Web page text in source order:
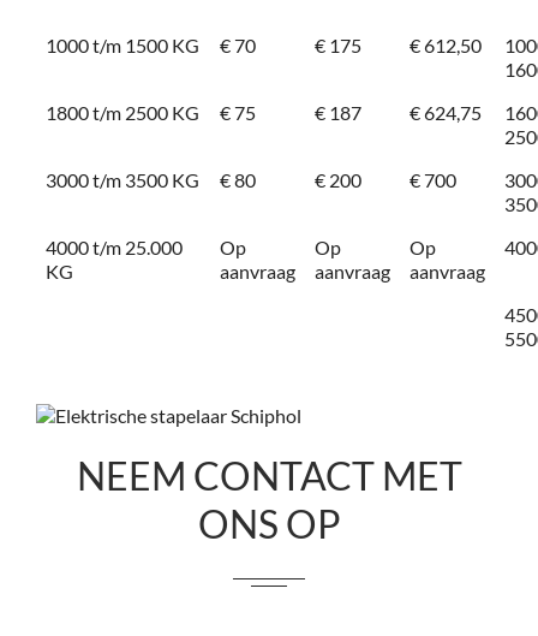
1000 t/m 1500 KG € 70 € 175 € 612,50
1800 t/m 2500 KG
€ 75 € 187 € 624,75
3000 t/m 3500 KG
€ 80 € 200 € 700
4000 t/m 25.000
KG
Op
aanvraag
Op
aanvraag
Op
aanvraag
NEEM CONTACT MET
ONS OP